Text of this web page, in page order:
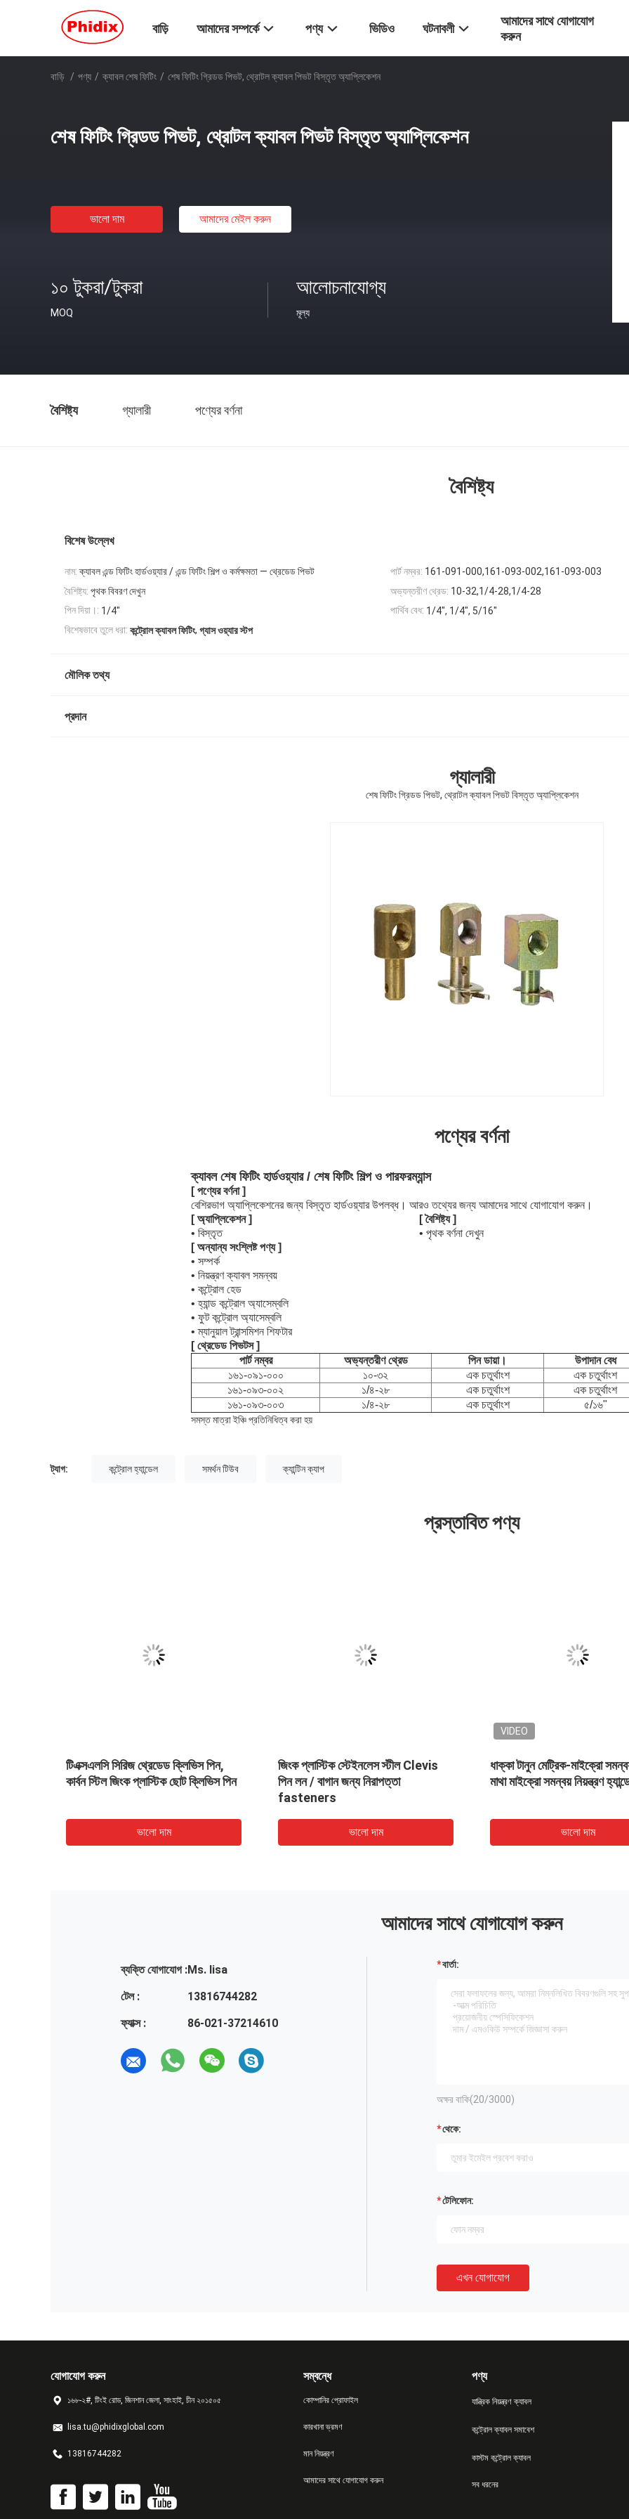
বাড়ি আমাদের সম্পর্কে পণ্য ভিডিও ঘটনাবলী
আমাদের সাথে যোগাযোগ
করুন
বাড়ি / পণ্য / ক্যাবল শেষ ফিটিং / শেষ ফিটিং গ্রিডড পিভট, থ্রোটল ক্যাবল পিভট বিস্তৃত অ্যাপ্লিকেশন
শেষ ফিটিং গ্রিডড পিভট, থ্রোটল ক্যাবল পিভট বিস্তৃত অ্যাপ্লিকেশন
ভালো দাম আমাদের মেইল ​​করুন
১০ টুকরা/টুকরা
MOQ
আলোচনাযোগ্য
মূল্য
বৈশিষ্ট্য গ্যালারী পণ্যের বর্ণনা
বৈশিষ্ট্য
বিশেষ উল্লেখ
নাম: ক্যাবল এন্ড ফিটিং হার্ডওয়্যার / এন্ড ফিটিং শিল্প ও কর্মক্ষমতা — থ্রেডেড পিভট পার্ট নম্বর: 161-091-000,161-093-002,161-093-003
বৈশিষ্ট্য: পৃথক বিবরণ দেখুন অভ্যন্তরীণ থ্রেড: 10-32,1/4-28,1/4-28
পিন দিয়া।: 1/4" পার্থিব বেধ: 1/4", 1/4", 5/16"
বিশেষভাবে তুলে ধরা: কন্ট্রোল ক্যাবল ফিটিং, গ্যাস ওয়্যার স্টপ
মৌলিক তথ্য
প্রদান
গ্যালারী
শেষ ফিটিং গ্রিডড পিভট, থ্রোটল ক্যাবল পিভট বিস্তৃত অ্যাপ্লিকেশন
পণ্যের বর্ণনা
ক্যাবল শেষ ফিটিং হার্ডওয়্যার / শেষ ফিটিং শিল্প ও পারফরম্যান্স
[ পণ্যের বর্ণনা ]
বেশিরভাগ অ্যাপ্লিকেশনের জন্য বিস্তৃত হার্ডওয়্যার উপলব্ধ। আরও তথ্যের জন্য আমাদের সাথে যোগাযোগ করুন।
[ অ্যাপ্লিকেশন ]
• বিস্তৃত
[ অন্যান্য সংশ্লিষ্ট পণ্য ]
• সম্পর্ক
• নিয়ন্ত্রণ ক্যাবল সমন্বয়
• কন্ট্রোল হেড
• হ্যান্ড কন্ট্রোল অ্যাসেম্বলি
• ফুট কন্ট্রোল অ্যাসেম্বলি
• ম্যানুয়াল ট্রান্সমিশন শিফটার
[ বৈশিষ্ট্য ]
• পৃথক বর্ণনা দেখুন
[ থ্রেডেড পিভটস ]
পার্ট নম্বর
অভ্যন্তরীণ থ্রেড পিন ডায়া।
উপাদান বেধ
১৬১-০৯১-০০০
১০-৩২ এক চতুর্থাংশ
এক চতুর্থাংশ
১৬১-০৯৩-০০২
১/৪-২৮ এক চতুর্থাংশ
এক চতুর্থাংশ
১৬১-০৯৩-০০৩
১/৪-২৮ এক চতুর্থাংশ ৫/১৬"
সমস্ত মাত্রা ইঞ্চি প্রতিনিধিত্ব করা হয়
ট্যাগ: কন্ট্রোল হ্যান্ডেল সমর্থন টিউব ক্যান্টিন ক্যাপ
প্রস্তাবিত পণ্য
টিএক্সএলসি সিরিজ থ্রেডেড ক্লিভিস পিন,
কার্বন স্টিল জিংক প্লাস্টিক ছোট ক্লিভিস পিন
ভালো দাম
জিংক প্লাস্টিক স্টেইনলেস স্টীল Clevis
পিন লন / বাগান জন্য নিরাপত্তা
fasteners
ভালো দাম
VIDEO
ধাক্কা টানুন মেট্রিক-মাইক্রো
মাথা মাইক্রো সমন্বয় নিয়ন্ত্রণ
ভালো দাম
আমাদের সাথে যোগাযোগ করুন
ব্যক্তি যোগাযোগ :Ms. lisa
টেল :
13816744282
ফ্যাক্স :
86-021-37214610
বার্তা:
অক্ষর বাকি(20/3000)
থেকে:
টেলিফোন:
এখন যোগাযোগ
যোগাযোগ করুন
১৬৮-২#, টিংই রোড, জিনশান জেলা, সাংহাই, চীন ২০১৫০৫
lisa.tu@phidixglobal.com
13816744282
সম্বন্ধে
কোম্পানির প্রোফাইল
কারখানা ভ্রমণ
মান নিয়ন্ত্রণ
আমাদের সাথে যোগাযোগ করুন
পণ্য
যান্ত্রিক নিয়ন্ত্রণ ক্যাবল
কন্ট্রোল ক্যাবল সমাবেশ
কাস্টম কন্ট্রোল ক্যাবল
সব ধরনের